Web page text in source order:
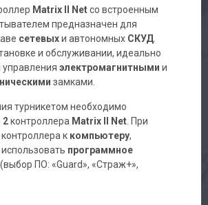
Matrix II Netсо встроенным
предназначен для
сетевыхи автономных СКУД
и обслуживании, идеально
электромагнитными и
замками.
турникетом необходимо
2контроллера Matrix II Net . При
к компьютеру,
программное
(выбор ПО: «Guard», «Страж+»,